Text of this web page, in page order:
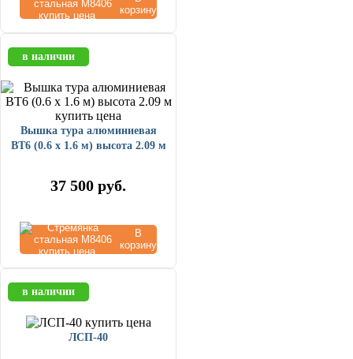
корзину
в наличии
Вышка тура алюминиевая
ВТ6 (0.6 х 1.6 м) высота 2.09 м
37 500 руб.
В
корзину
в наличии
ЛСП-40